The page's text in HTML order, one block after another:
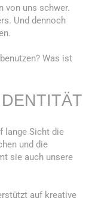
von uns schwer.
Und dennoch
Was ist
lange Sicht die
und die
sie auch unsere
auf kreative